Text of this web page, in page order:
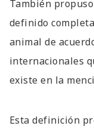
También
definido
animal de
internacionales
existe en la
Esta definición